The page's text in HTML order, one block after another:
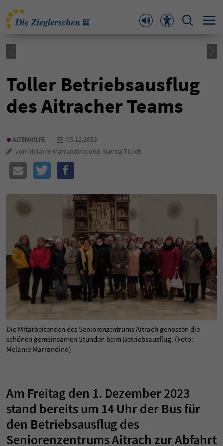
Toller Betriebsausflug
des Aitracher Teams
•ALTENHILFE
05.12.2023
von Melanie Marrandino und Slavica Tillich
Die Mitarbeitenden des Seniorenzentrums Aitrach genossen die
schönen gemeinsamen Stunden beim Betriebsausflug. (Foto:
Melanie Marrandino)
Am Freitag den 1. Dezember 2023
stand bereits um 14 Uhr der Bus für
den Betriebsausflug des
Seniorenzentrums Aitrach zur Abfahrt